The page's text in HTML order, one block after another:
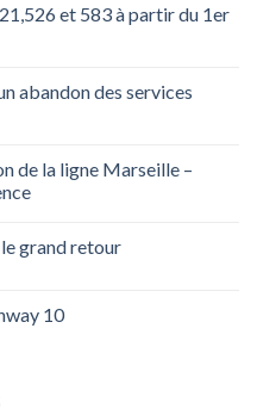
et 583 à partir du 1er
abandon des services
de la ligne Marseille –
grand retour
10